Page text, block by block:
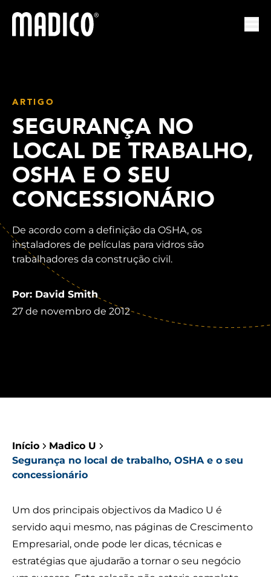
Madico
ARTIGO
SEGURANÇA NO
LOCAL DE TRABALHO,
OSHA E O SEU
CONCESSIONÁRIO
De acordo com a definição da OSHA, os
instaladores de películas para vidros são
trabalhadores da construção civil.
Por: David Smith
27 de novembro de 2012
Início
Madico U
Segurança no local de trabalho, OSHA e o seu
concessionário
Um dos principais objectivos da Madico U é
servido aqui mesmo, nas páginas de Crescimento
Empresarial, onde pode ler dicas, técnicas e
estratégias que ajudarão a tornar o seu negócio